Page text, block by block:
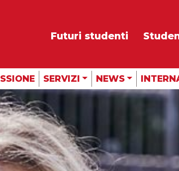
Futuri studenti
SERVIZI NEWS